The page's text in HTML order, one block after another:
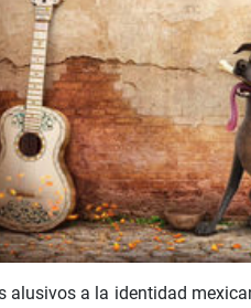
a la identidad